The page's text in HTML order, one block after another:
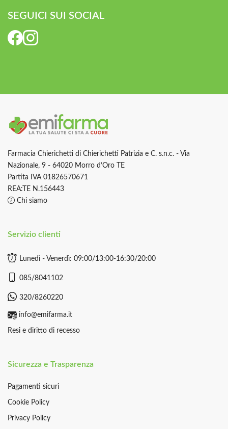
SEGUICI SUI SOCIAL
Farmacia Chierichetti di Chierichetti Patrizia e C. s.n.c. - Via
Nazionale, 9 - 64020 Morro d’Oro TE
Partita IVA 01826570671
REA:TE N.156443
Chi siamo
Servizio clienti
Lunedì - Venerdì: 09:00/13:00-16:30/20:00
085/8041102
320/8260220
info@emifarma.it
Resi e diritto di recesso
Sicurezza e Trasparenza
Pagamenti sicuri
Cookie Policy
Privacy Policy